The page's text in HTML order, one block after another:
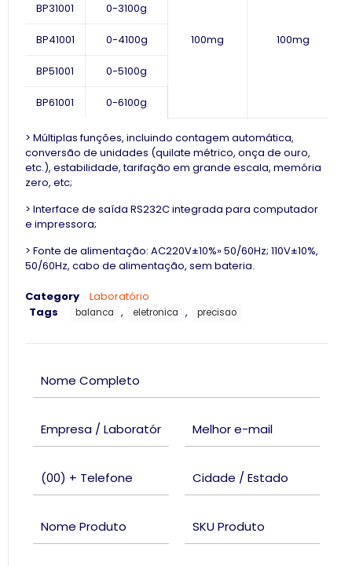
100mg 100mg
BP31001 0-3100g
BP41001 0-4100g
BP51001 0-5100g
BP61001 0-6100g
> Múltiplas funções, incluindo contagem automática,
conversão de unidades (quilate métrico, onça de ouro,
etc.),estabilidade, tarifação em grande escala, memória
zero, etc;
>Interface de saída RS232C integrada para computador
e impressora;
> Fonte de alimentação: AC220V±10%» 50/60Hz; 110V±10%,
50/60Hz, cabo de alimentação, sem bateria.
Category
Laboratório
Tags
balanca , eletronica , precisao